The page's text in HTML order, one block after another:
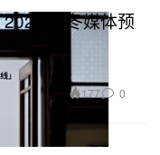
秋冬媒体预
177 0